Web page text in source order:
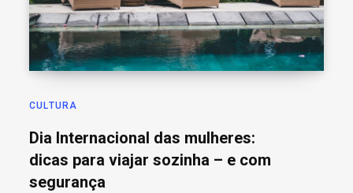
CULTURA
Dia Internacional das mulheres:
dicas para viajar sozinha – e com
segurança